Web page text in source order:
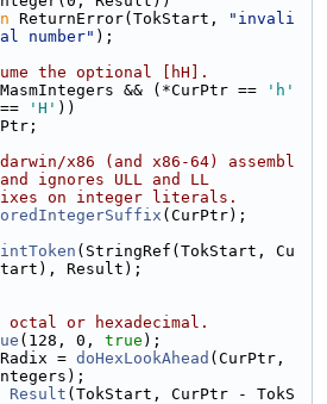
ReturnError(TokStart,
"invali
number" );
the optional [hH].
&& (*CurPtr ==
'h'
'H' ))
x86 (and x86-64) assembl
ignores ULL and LL
on integer literals.
(CurPtr);
intToken (StringRef(TokStart, Cu
Result);
or hexadecimal.
(128, 0, true );
Radix = doHexLookAhead (CurPtr,
Result (TokStart, CurPtr - TokS